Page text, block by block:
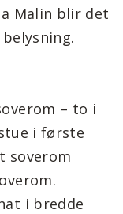
Malin blir det
– to i
i første
soverom
i bredde